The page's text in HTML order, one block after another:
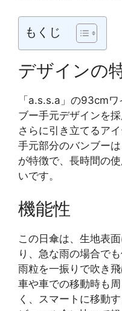
もくじ
デザインの
「a.s.s.a」の93cm
ブー手元デザインを
さらに引き立てるア
手元部分のバンブー
が特徴で、長時間の
いです。
機能性
この日傘は、生地表
り、急な雨の場合で
雨粒を一振りで吹き
車や車での移動時も
く、スマートに移動